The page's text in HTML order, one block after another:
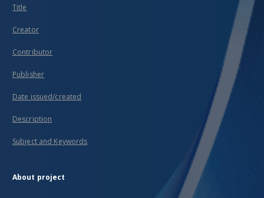
Title
Creator
Contributor
Publisher
Date issued/created
Description
Subject and Keywords
About project